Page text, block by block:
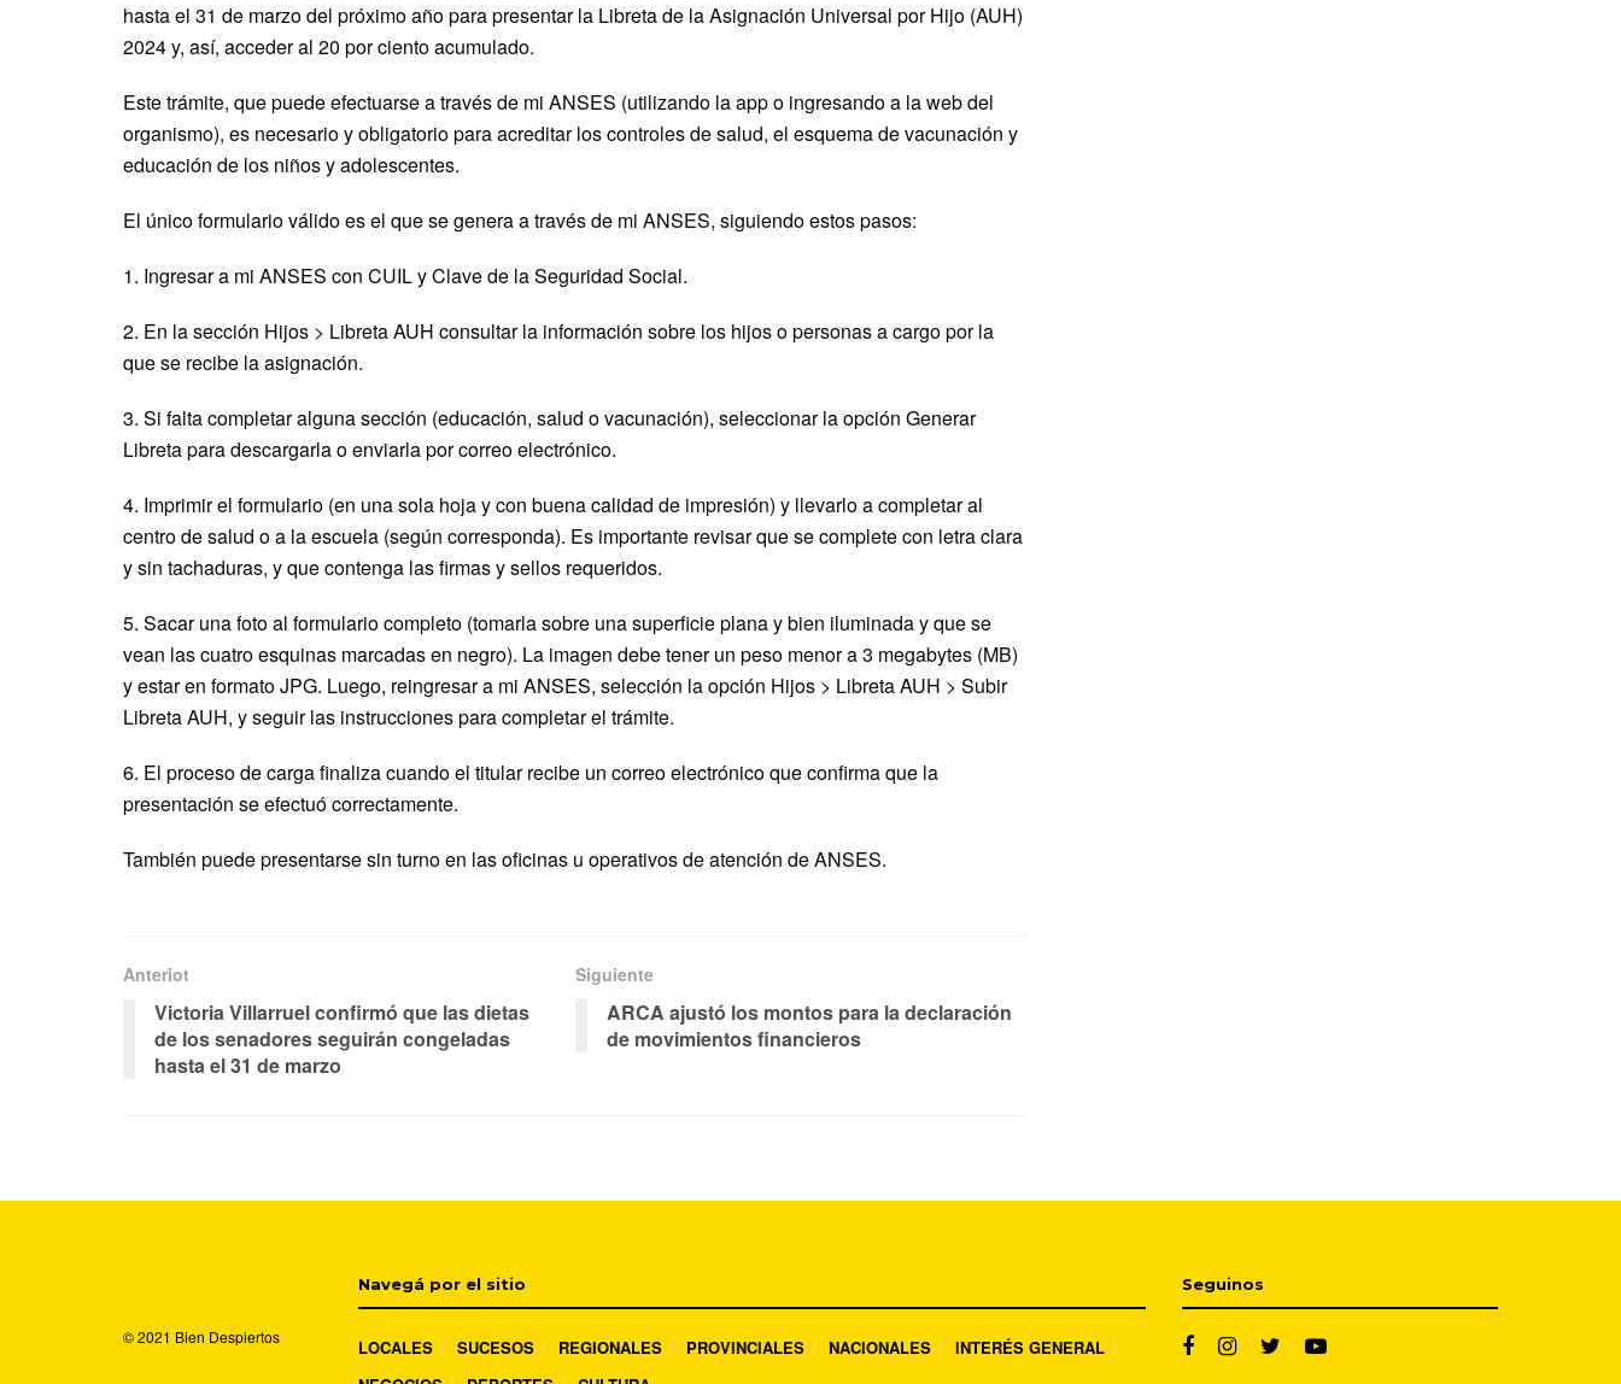
hasta el 31 de marzo del próximo año para presentar la Libreta de la Asignación Universal por Hijo (AUH)
2024 y, así, acceder al 20 por ciento acumulado.
Este trámite, que puede efectuarse a través de mi ANSES (utilizando la app o ingresando a la web del
organismo), es necesario y obligatorio para acreditar los controles de salud, el esquema de vacunación y
educación de los niños y adolescentes.
El único formulario válido es el que se genera a través de mi ANSES, siguiendo estos pasos:
1. Ingresar a mi ANSES con CUIL y Clave de la Seguridad Social.
2. En la sección Hijos > Libreta AUH consultar la información sobre los hijos o personas a cargo por la
que se recibe la asignación.
3. Si falta completar alguna sección (educación, salud o vacunación), seleccionar la opción Generar
Libreta para descargarla o enviarla por correo electrónico.
4. Imprimir el formulario (en una sola hoja y con buena calidad de impresión) y llevarlo a completar al
centro de salud o a la escuela (según corresponda). Es importante revisar que se complete con letra clara
y sin tachaduras, y que contenga las firmas y sellos requeridos.
5. Sacar una foto al formulario completo (tomarla sobre una superficie plana y bien iluminada y que se
vean las cuatro esquinas marcadas en negro). La imagen debe tener un peso menor a 3 megabytes (MB)
y estar en formato JPG. Luego, reingresar a mi ANSES, selección la opción Hijos > Libreta AUH > Subir
Libreta AUH, y seguir las instrucciones para completar el trámite.
6. El proceso de carga finaliza cuando el titular recibe un correo electrónico que confirma que la
presentación se efectuó correctamente.
También puede presentarse sin turno en las oficinas u operativos de atención de ANSES.
Anteriot
Victoria Villarruel confirmó que las dietas
de los senadores seguirán congeladas
hasta el 31 de marzo
Siguiente
ARCA ajustó los montos para la declaración
de movimientos financieros
© 2021 Bien Despiertos
Navegá por el sitio
LOCALES SUCESOS REGIONALES PROVINCIALES NACIONALES
INTERÉS GENERAL
Seguinos